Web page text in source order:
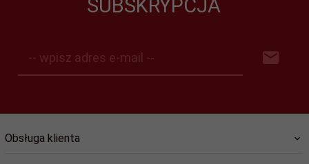
SUBSKRYPCJA
-- wpisz adres e-mail --
Obsługa klienta